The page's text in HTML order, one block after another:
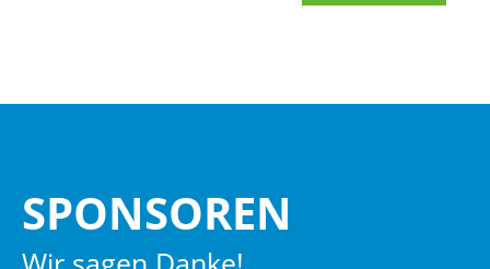
SPON­SO­REN